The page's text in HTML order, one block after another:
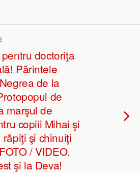
doctoriţa
Părintele
de la
de
marşul de
copiii Mihai şi
şi chinuiţi
/ VIDEO.
şi la Deva!